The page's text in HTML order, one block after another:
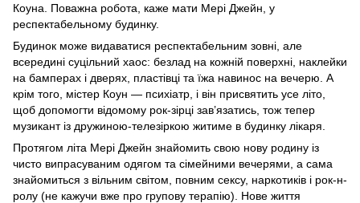
Коуна. Поважна робота, каже мати Мері Джейн, у
респектабельному будинку.
Будинок може видаватися респектабельним зовні, але
всередині суцільний хаос: безлад на кожній поверхні, наклейки
на бамперах і дверях, пластівці та їжа навинос на вечерю. А
крім того, містер Коун — ​психіатр, і він присвятить усе літо,
щоб допомогти відомому рок-зірці зав’язатись, тож тепер
музикант із дружиною-телезіркою житиме в будинку лікаря.
Протягом літа Мері Джейн знайомить свою нову родину із
чисто випрасуваним одягом та сімейними вечерями, а сама
знайомиться з вільним світом, повним сексу, наркотиків і рок-н-
ролу (не кажучи вже про групову терапію). Нове життя